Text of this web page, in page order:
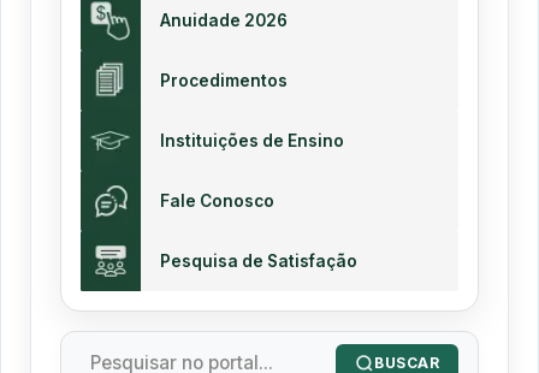
Anuidade 2026
Procedimentos
Instituições de Ensino
Fale Conosco
Pesquisa de Satisfação
BUSCAR